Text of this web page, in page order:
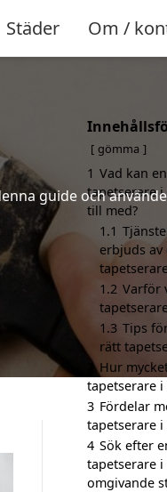
Städer Om /
guide och
gömma
1 Vad kan en
tapetserare i
till med?
1.1
erbjuds av
1.2 Varför
1.3 Tips
rätt
2 Hur
tapetserare i
3 Fördelar
tapetserare i
4 Sök efter
tapetserare i
omgivande